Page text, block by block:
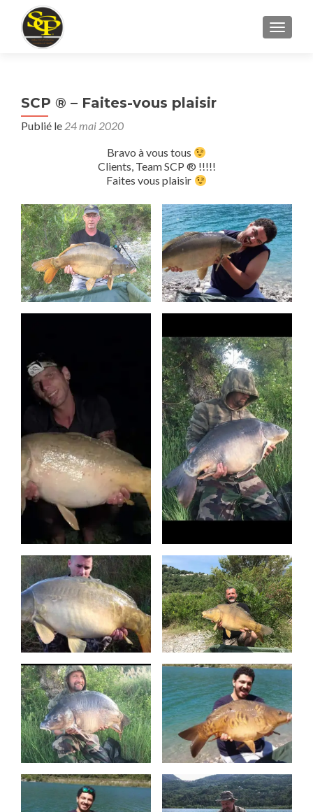
SCP ® – Faites-vous plaisir
Publié le 24 mai 2020
Bravo à vous tous
Clients, Team SCP ® !!!!!
Faites vous plaisir